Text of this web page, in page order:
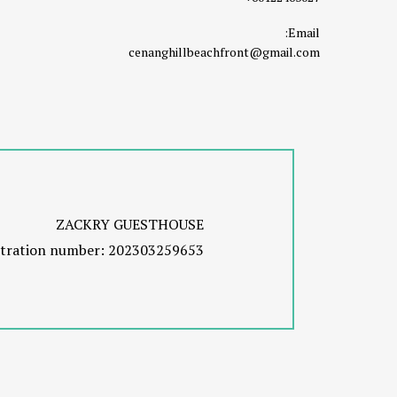
Email:
cenanghillbeachfront@gmail.com
ZACKRY GUESTHOUSE
number: 202303259653